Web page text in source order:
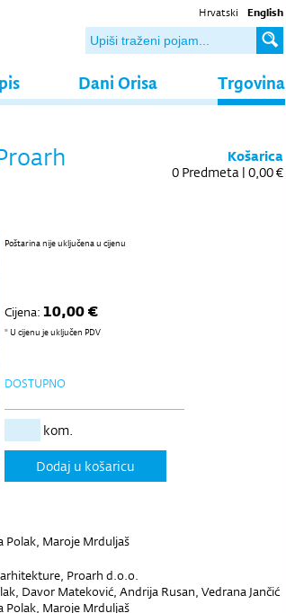
Hrvatski English
Dani Orisa Trgovina
Košarica
0 Predmeta | 0,00 €
Poštarina nije uključena u cijenu
Cijena: 10,00 €
* U cijenu je uključen PDV
DOSTUPNO
kom.
Dodaj u košaricu
Polak, Maroje Mrduljaš
Proarh d.o.o.
Davor Mateković, Andrija Rusan, Vedrana Jančić
Polak, Maroje Mrduljaš